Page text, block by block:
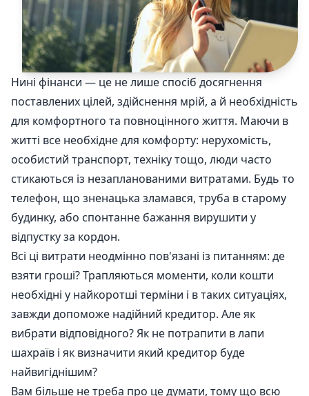
Нині фінанси — це не лише спосіб досягнення
поставлених цілей, здійснення мрій, а й необхідність
для комфортного та повноцінного життя. Маючи в
житті все необхідне для комфорту: нерухомість,
особистий транспорт, техніку тощо, люди часто
стикаються із незапланованими витратами. Будь то
телефон, що зненацька зламався, труба в старому
будинку, або спонтанне бажання вирушити у
відпустку за кордон.
Всі ці витрати неодмінно пов'язані із питанням: де
взяти гроші? Трапляються моменти, коли кошти
необхідні у найкоротші терміни і в таких ситуаціях,
завжди допоможе надійний кредитор. Але як
вибрати відповідного? Як не потрапити в лапи
шахраїв і як визначити який кредитор буде
найвигіднішим?
Вам більше не треба про це думати, тому що всю